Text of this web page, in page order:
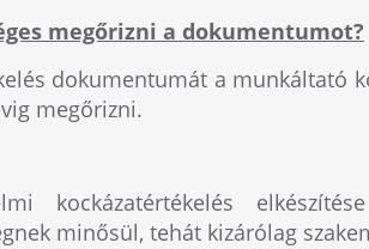
megőrizni a dokumentumot?
dokumentumát a munkáltató
megőrizni.
kockázatértékelés
minősül, tehát kizárólag